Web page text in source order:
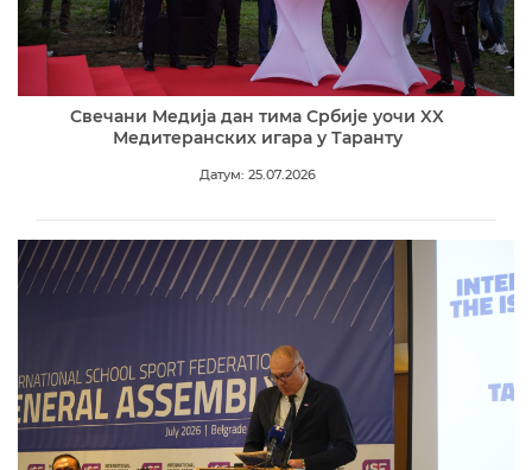
Свечани Медија дан тима Србије уочи XX
Медитеранских игара у Таранту
Датум: 25.07.2026